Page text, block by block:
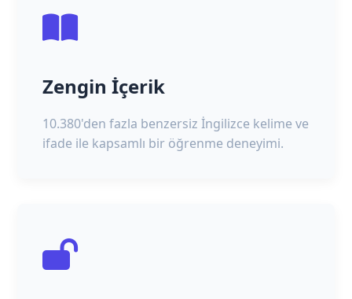
Zengin İçerik
10.380'den fazla benzersiz İngilizce kelime ve
ifade ile kapsamlı bir öğrenme deneyimi.